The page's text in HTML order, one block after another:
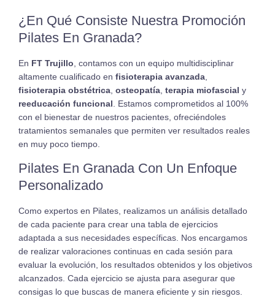
¿En Qué Consiste Nuestra Promoción
Pilates En Granada?
En FT Trujillo, contamos con un equipo multidisciplinar
altamente cualificado en fisioterapia avanzada,
fisioterapia obstétrica, osteopatía, terapia miofascial y
reeducación funcional. Estamos comprometidos al 100%
con el bienestar de nuestros pacientes, ofreciéndoles
tratamientos semanales que permiten ver resultados reales
en muy poco tiempo.
Pilates En Granada Con Un Enfoque
Personalizado
Como expertos en Pilates, realizamos un análisis detallado
de cada paciente para crear una tabla de ejercicios
adaptada a sus necesidades específicas. Nos encargamos
de realizar valoraciones continuas en cada sesión para
evaluar la evolución, los resultados obtenidos y los objetivos
alcanzados. Cada ejercicio se ajusta para asegurar que
consigas lo que buscas de manera eficiente y sin riesgos.